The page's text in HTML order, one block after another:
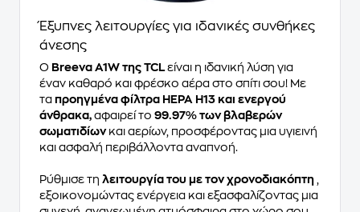
Έξυπνες λειτουργίες για ιδανικές συνθήκες
άνεσης
Ο Breeva A1W της TCL είναι η ιδανική λύση για
έναν καθαρό και φρέσκο αέρα στο σπίτι σου! Με
τα προηγμένα φίλτρα HEPA H13 και ενεργού
άνθρακα, αφαιρεί το 99.97% των βλαβερών
σωματιδίων και αερίων, προσφέροντας μια υγιεινή
και ασφαλή περιβάλλοντα αναπνοή.
Ρύθμισε τη λειτουργία του με τον χρονοδιακόπτη
εξοικονομώντας ενέργεια και εξασφαλίζοντας μια